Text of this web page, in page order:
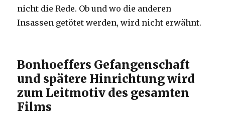
nicht die Rede. Ob und wo die anderen
Insassen getötet werden, wird nicht erwähnt.
Bonhoeffers Gefangenschaft
und spätere Hinrichtung wird
zum Leitmotiv des gesamten
Films